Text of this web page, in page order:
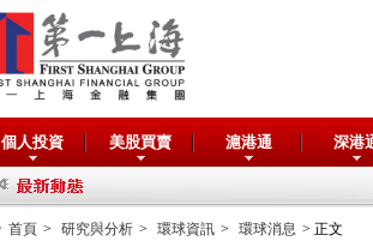
個人投資 美股買賣 滬港通 深港
首頁 > 研究與分析 > 環球資訊 > 環球消息 > 正文